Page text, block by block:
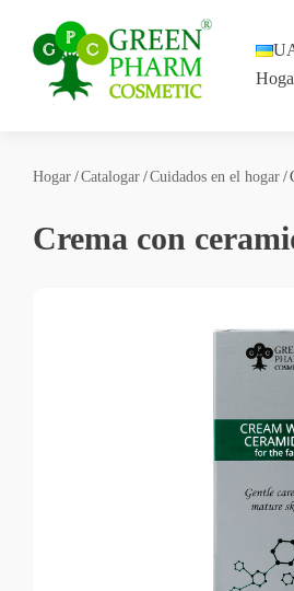
#3031 (sin título)
Contactos
DE
Hogar Catalogar Cuidados en el hogar
Crema con